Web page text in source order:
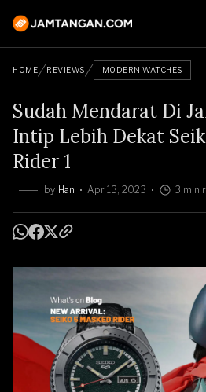
HOME REVIEWS MODERN WATCHES
Sudah Mendarat Di
Intip Lebih Dekat
Rider 1
by Han Apr 13, 2023 3 min